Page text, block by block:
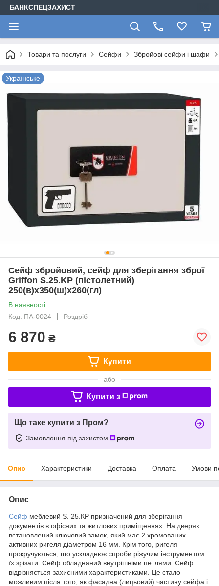
БАНКСПЕЦЗАХИСТ
Товари та послуги Сейфи Збройові сейфи і шафи
Українське
Сейф збройовий, сейф для зберігання зброї
Griffon S.25.KP (пістолетний)
250(в)х350(ш)х260(гл)
В наявності
Код: ПА-0024
Роздріб
6 870 ₴
Купити
або
Купити з
Що таке купити з Пром?
Замовлення під захистом
Опис Характеристики Доставка Оплата Умови
Опис
Сейф меблевий S. 25.КР призначений для зберігання
документів в офісних та житлових приміщеннях. На дверях
встановлений ключовий замок, який має 2 хромованих
активних ригеля діаметром 16 мм. Крім того, ригеля
прокручуються, що ускладнює спроби ріжучим інструментом
їх зрізати. Сейф обладнаний внутрішніми петлями. Сейф
відрізняється захисними характеристиками. Це стало
можливим після того, як фасадна (лицьовий) частину сейфа і